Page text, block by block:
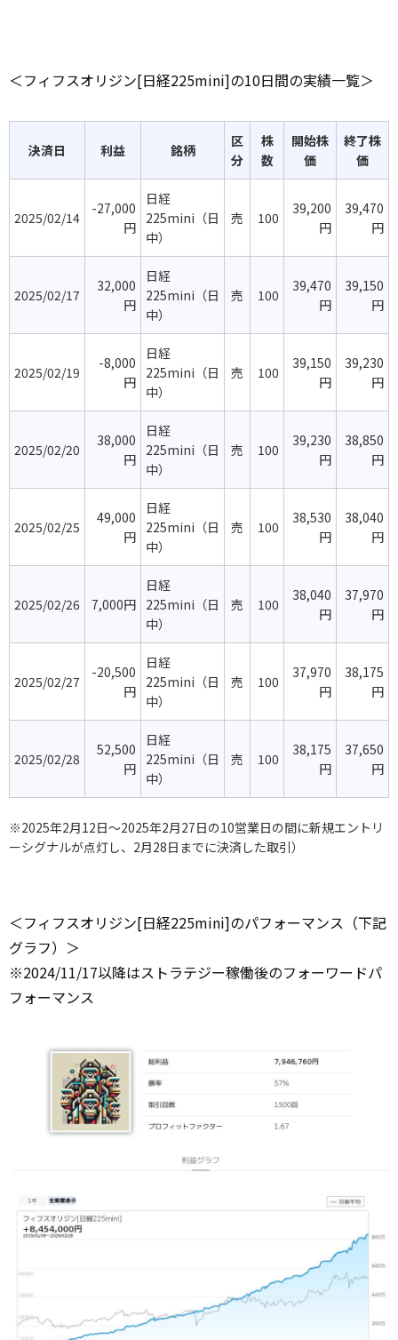
＜フィフスオリジン[日経225mini]の10日間の実績一覧＞
決済日 利益 銘柄
区
分
株
数
開始株
価
終了株
価
2025/02/14
-27,000
円
日経
225mini（日
中）
売 100
39,200
円
39,470
円
2025/02/17
32,000
円
日経
225mini（日
中）
売 100
39,470
円
39,150
円
2025/02/19
-8,000
円
日経
225mini（日
中）
売 100
39,150
円
39,230
円
2025/02/20
38,000
円
日経
225mini（日
中）
売 100
39,230
円
38,850
円
2025/02/25
49,000
円
日経
225mini（日
中）
売 100
38,530
円
38,040
円
2025/02/26 7,000円
日経
225mini（日
中）
売 100
38,040
円
37,970
円
2025/02/27
-20,500
円
日経
225mini（日
中）
売 100
37,970
円
38,175
円
2025/02/28
52,500
円
日経
225mini（日
中）
売 100
38,175
円
37,650
円
※2025年2月12日～2025年2月27日の10営業日の間に新規エントリ
ーシグナルが点灯し、2月28日までに決済した取引）
＜フィフスオリジン[日経225mini]のパフォーマンス（下記
グラフ）＞
※2024/11/17以降はストラテジー稼働後のフォーワードパ
フォーマンス